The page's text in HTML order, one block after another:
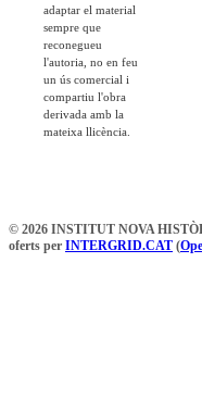
adaptar el material
sempre que
reconegueu
l'autoria, no en feu
un ús comercial i
compartiu l'obra
derivada amb la
mateixa llicència.
© 2026 INSTITUT NOVA
oferts per INTERGRID.CAT (